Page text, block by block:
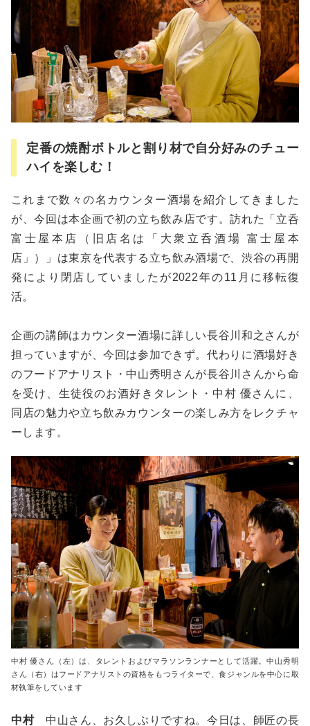
定番の焼酎ボトルと割り材で自分好みのチュー
ハイを楽しむ！
これまで数々の名カウンター酒場を紹介してきました
が、今回は本企画で初の立ち飲み店です。訪れた「立呑
富士屋本店（旧店名は「大衆立呑酒場 富士屋本
店」）」は東京を代表する立ち飲み酒場で、渋谷の再開
発により閉店していましたが2022年の11月に移転復
活。
企画の講師はカウンター酒場に詳しい長谷川和之さんが
担っていますが、今回は参加できず。代わりに酒場好き
のフードアナリスト・中山秀明さんが長谷川さんから命
を受け、生徒役のお酒好きタレント・中村 優さんに、
同店の魅力や立ち飲みカウンターの楽しみ方をレクチャ
ーします。
中村 優さん（左）は、タレントおよびマラソンランナーとして活躍。中山秀明
さん（右）はフードアナリストの資格をもつライターで、食ジャンルを中心に取
材執筆をしています
中村中山さん、お久しぶりですね。今日は、師匠の長